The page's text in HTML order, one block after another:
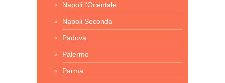
Napoli l'Orientale
Napoli Seconda
Padova
Palermo
Parma